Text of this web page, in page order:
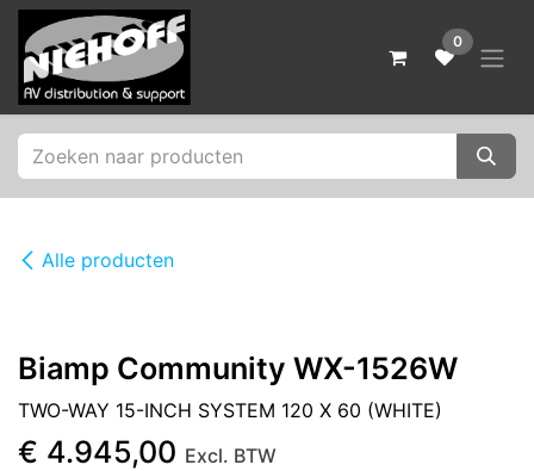
Overslaan naar inhoud
0
Alle producten
Biamp Community WX-1526W
TWO-WAY 15-INCH SYSTEM 120 X 60 (WHITE)
€ 4.945,00 Excl. BTW